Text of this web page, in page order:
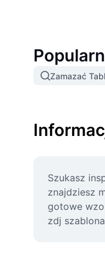
Zamazać
Szukasz
znajdziesz
gotowe
zdj